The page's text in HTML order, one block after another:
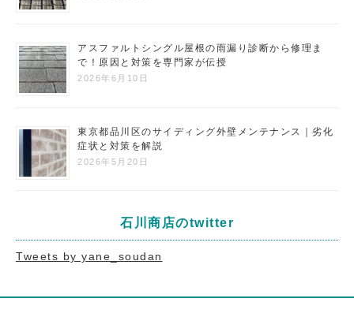
アスファルトシングル屋根の雨漏り診断から修理ま
で！原因と対策を専門家が伝授
2026年6月10日
東京都品川区のサイディング外壁メンテナンス｜劣化
症状と対策を解説
2026年5月20日
石川商店のtwitter
Tweets by yane_soudan